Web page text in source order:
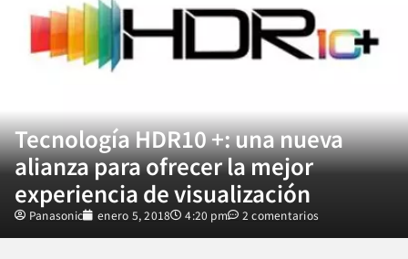
Tecnología HDR10 +: una nueva
alianza para ofrecer la mejor
experiencia de visualización
Panasonic enero 5, 2018 4:20 pm 2 comentarios